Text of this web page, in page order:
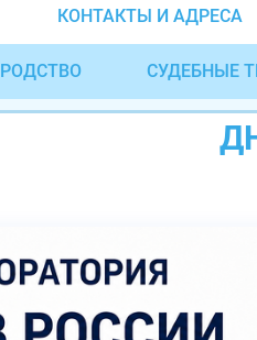
КОНТАКТЫ И АДРЕСА
РОДСТВО СУДЕБНЫЕ